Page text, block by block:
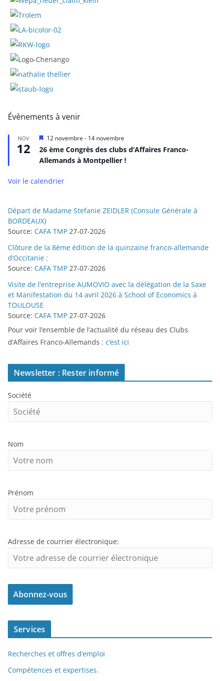
Évènements à venir
NOV
12
M
i
s
e
v
t
12 novembre - 14 novembre
26 ème Congrès des clubs d’Affaires Franco-
Allemands à Montpellier !
Voir le calendrier
Départ de Madame Stefanie ZEIDLER (Consule Générale à
BORDEAUX)
Source: CAFA TMP 27-07-2026
Clôture de la 8ème édition de la quinzaine franco-allemande
d’Occitanie :
Source: CAFA TMP 27-07-2026
Visite de l’entreprise AUMOVIO avec la délégation de la Saxe
et Manifestation du 14 avril 2026 à School of Economics à
TOULOUSE
Source: CAFA TMP 27-07-2026
Pour voir l’ensemble de l’actualité du réseau des Clubs
d’Affaires Franco-Allemands : c’est ici
Newsletter : Rester informé
Société
Nom
Prénom
Adresse de courrier électronique:
Services
Recherches et offres d’emploi
Compétences et expertises.